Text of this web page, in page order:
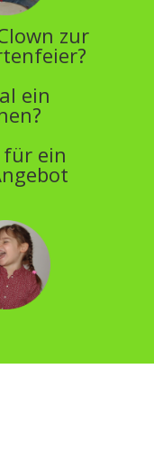
zur
ein
ein